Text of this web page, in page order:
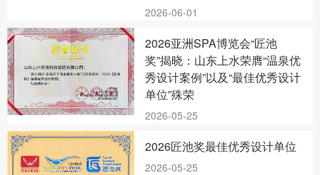
2026-06-01
2026亚洲SPA博览会“匠池
奖”揭晓：山东上水荣膺“温泉优
秀设计案例”以及“最佳优秀设计
单位”殊荣
2026-05-25
2026匠池奖最佳优秀设计单位
2026-05-25